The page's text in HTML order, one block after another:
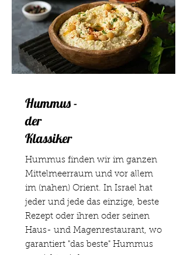
ch
Hummus -
der
Klassiker
Hummus finden wir im ganzen
Mittelmeerraum und vor allem
im (nahen) Orient. In Israel hat
jeder und jede das einzige, beste
Rezept oder ihren oder seinen
Haus- und Magenrestaurant, wo
garantiert "das beste" Hummus